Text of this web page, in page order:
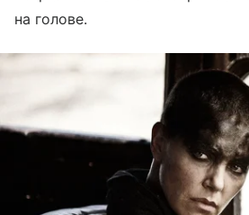
на голове.